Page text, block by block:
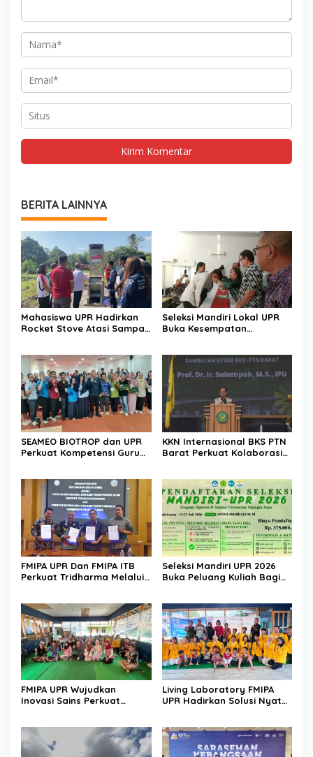
BERITA LAINNYA
Mahasiswa UPR Hadirkan
Rocket Stove Atasi Sampah
Seleksi Mandiri Lokal UPR
Buka Kesempatan
SEAMEO BIOTROP dan UPR
Perkuat Kompetensi Guru
KKN Internasional BKS PTN
Barat Perkuat Kolaborasi
FMIPA UPR Dan FMIPA ITB
Perkuat Tridharma Melalui
Seleksi Mandiri UPR 2026
Buka Peluang Kuliah Bagi
FMIPA UPR Wujudkan
Inovasi Sains Perkuat
Living Laboratory FMIPA
UPR Hadirkan Solusi Nyata